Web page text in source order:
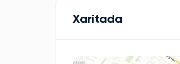
Xaritada